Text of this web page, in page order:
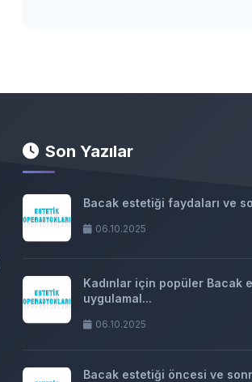
Son Yazılar
Bacak estetiği faydaları ve
06.10.2025
Kadınlar için popüler Bacak
uygulamal...
06.10.2025
Bacak estetiği öncesi ve